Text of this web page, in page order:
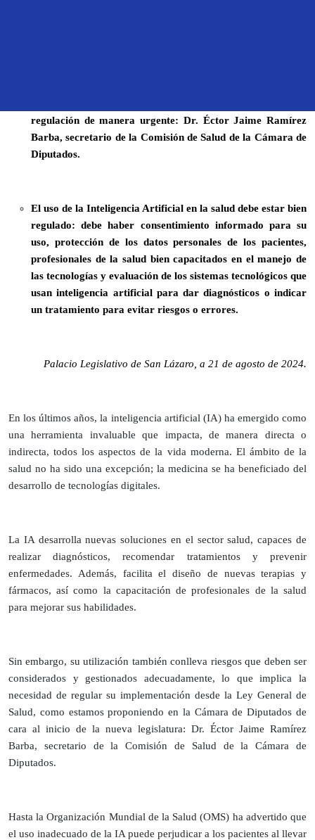
regulación de manera urgente: Dr. Éctor Jaime Ramírez
Barba, secretario de la Comisión de Salud de la Cámara de
Diputados.
El uso de la Inteligencia Artificial en la salud debe estar bien
regulado: debe haber consentimiento informado para su
uso, protección de los datos personales de los pacientes,
profesionales de la salud bien capacitados en el manejo de
las tecnologías y evaluación de los sistemas tecnológicos que
usan inteligencia artificial para dar diagnósticos o indicar
un tratamiento para evitar riesgos o errores.
Palacio Legislativo de San Lázaro, a 21 de agosto de 2024.
En los últimos años, la inteligencia artificial (IA) ha emergido como
una herramienta invaluable que impacta, de manera directa o
indirecta, todos los aspectos de la vida moderna. El ámbito de la
salud no ha sido una excepción; la medicina se ha beneficiado del
desarrollo de tecnologías digitales.
La IA desarrolla nuevas soluciones en el sector salud, capaces de
realizar diagnósticos, recomendar tratamientos y prevenir
enfermedades. Además, facilita el diseño de nuevas terapias y
fármacos, así como la capacitación de profesionales de la salud
para mejorar sus habilidades.
Sin embargo, su utilización también conlleva riesgos que deben ser
considerados y gestionados adecuadamente, lo que implica la
necesidad de regular su implementación desde la Ley General de
Salud, como estamos proponiendo en la Cámara de Diputados de
cara al inicio de la nueva legislatura: Dr. Éctor Jaime Ramírez
Barba, secretario de la Comisión de Salud de la Cámara de
Diputados.
Hasta la Organización Mundial de la Salud (OMS) ha advertido que
el uso inadecuado de la IA puede perjudicar a los pacientes al llevar